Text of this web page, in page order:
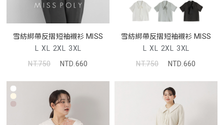
雪紡綁帶反摺短袖襯衫 MISS
L XL 2XL 3XL
NT.750
NTD.660
雪紡綁帶反摺短袖襯衫 MISS
L XL 2XL 3XL
NT.750
NTD.660